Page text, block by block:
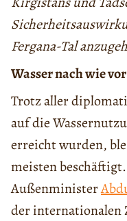
Fergana-Tal
Wasser nach wie
Trotz aller
auf die
erreicht wurden,
meisten
Außenminister
der internationalen